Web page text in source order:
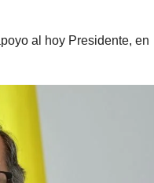
al hoy Presidente, en